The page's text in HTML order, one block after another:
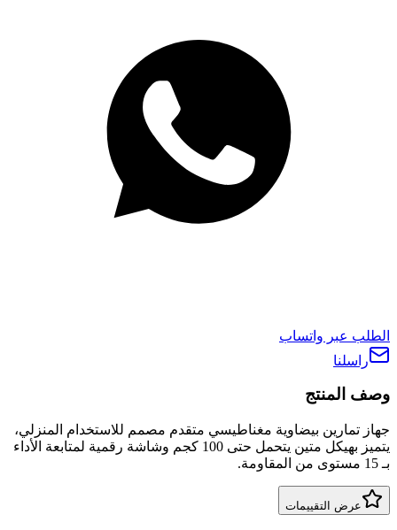
الطلب عبر واتساب
راسلنا
وصف المنتج
جهاز تمارين بيضاوية مغناطيسي متقدم مصمم للاستخدام المنزلي،
يتميز بهيكل متين يتحمل حتى 100 كجم وشاشة رقمية لمتابعة الأداء
بـ 15 مستوى من المقاومة.
عرض التقييمات